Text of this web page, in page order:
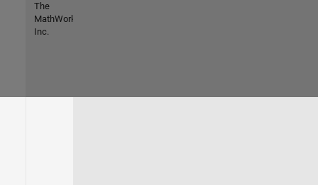
The
MathWorks,
Inc.